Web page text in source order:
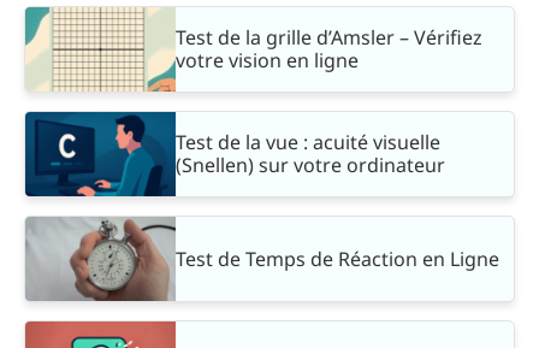
Test de la grille d’Amsler – Vérifiez
votre vision en ligne
Test de la vue : acuité visuelle
(Snellen) sur votre ordinateur
Test de Temps de Réaction en Ligne